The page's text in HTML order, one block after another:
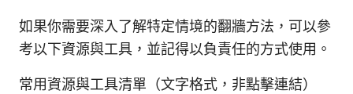
如果你需要深入了解特定情境的翻牆方法，可以參
考以下資源與工具，並記得以負責任的方式使用。
常用資源與工具清單（文字格式，非點擊連結）